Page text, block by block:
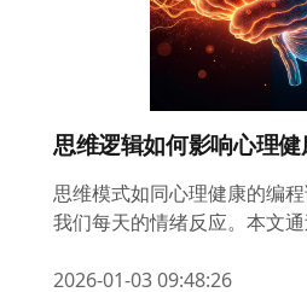
思维逻辑如何影响心理健
思维模式如同心理健康的编
我们每天的情绪反应。本文
详细拆解5种最常见思维陷阱
2026-01-03 09:48:26